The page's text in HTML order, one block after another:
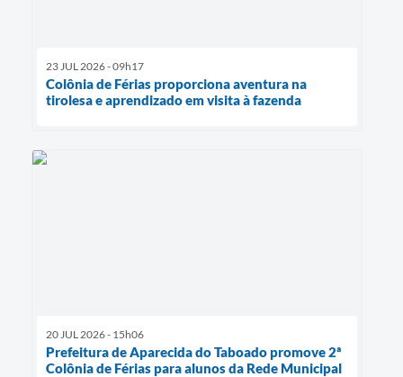
23 JUL 2026 - 09h17
Colônia de Férias proporciona aventura na
tirolesa e aprendizado em visita à fazenda
20 JUL 2026 - 15h06
Prefeitura de Aparecida do Taboado promove 2ª
Colônia de Férias para alunos da Rede Municipal